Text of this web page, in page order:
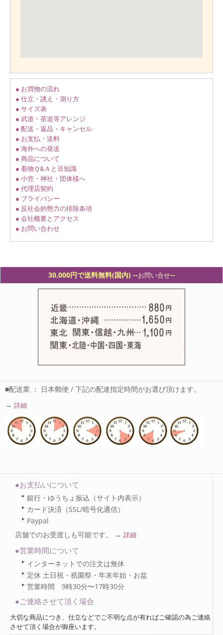
● お買物の流れ
● 仕立・誂え・測り方
● サイズ表
● 武道・茶道等アレンジ
● 配送・返品・キャンセル
● お支払・送料
● 海外への発送
● 商品について
● 着物Ｑ&Ａと豆知識
● 小売・神社・団体様へ
● 代理店契約
● プライバシー
● 反社会的勢力の排除条項
● 会社概要とアクセス
● お問い合わせ
30,000円で送料無料(国内) --お問い合せ--
■配送業 ： 日本郵便 / 下記の配達指定時間がお選び頂けます。
→ 詳細
●お支払いについて
銀行・ゆうちょ振込（サイト内表示）
カード決済（SSL/暗号化通信）
Paypal
店舗でのお受渡しも可能です。 → 詳細
●営業時間について
インターネットでの注文は無休
定休 土日祝・祇園祭・年末年始・お盆
営業時間 9時30分〜17時30分
●ご連絡させて頂く場合
大切な商品につき、仕立などでご不明な点が有ればご確認の為ご連絡
させて頂く場合が御座います。